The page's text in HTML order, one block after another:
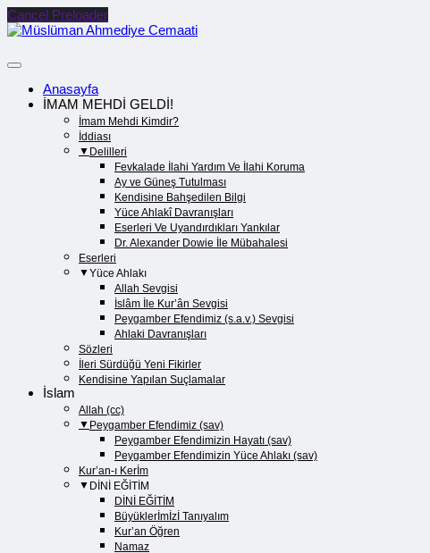
Cancel Preloader
Anasayfa
İMAM MEHDİ GELDİ!
İmam Mehdi Kimdir?
İddiası
Delilleri
Fevkalade İlahi Yardım Ve İlahi Koruma
Ay ve Güneş Tutulması
Kendisine Bahşedilen Bilgi
Yüce Ahlakî Davranışları
Eserleri Ve Uyandırdıkları Yankılar
Dr. Alexander Dowie İle Mübahalesi
Eserleri
Yüce Ahlakı
Allah Sevgisi
İslâm İle Kur’ân Sevgisi
Peygamber Efendimiz (s.a.v.) Sevgisi
Ahlaki Davranışları
Sözleri
İleri Sürdüğü Yeni Fikirler
Kendisine Yapılan Suçlamalar
İslam
Allah (cc)
Peygamber Efendimiz (sav)
Peygamber Efendimizin Hayatı (sav)​
Peygamber Efendimizin Yüce Ahlakı (sav)​
Kur’an-ı Kerİm
DİNİ EĞİTİM
DİNİ EĞİTİM
Büyüklerİmİzİ Tanıyalım
Kur’an Öğren
Namaz